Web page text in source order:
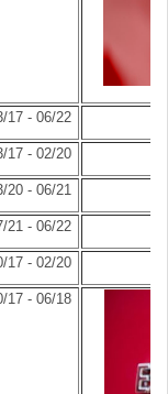
17 - 06/22
17 - 02/20
20 - 06/21
21 - 06/22
17 - 02/20
17 - 06/18